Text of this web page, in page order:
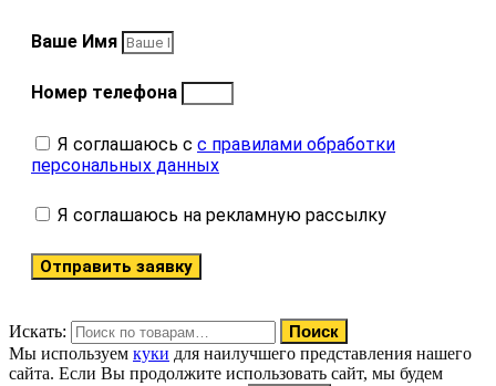
Ваше Имя
Номер телефона
Я соглашаюсь с с правилами обработки
персональных данных
Я соглашаюсь на рекламную рассылку
Отправить заявку
Искать:
Поиск
Мы используем куки для наилучшего представления нашего
сайта. Если Вы продолжите использовать сайт, мы будем